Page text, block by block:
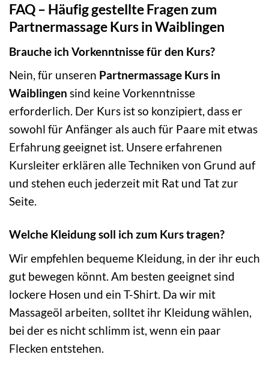
FAQ – Häufig gestellte Fragen zum
Partnermassage Kurs in Waiblingen
Brauche ich Vorkenntnisse für den Kurs?
Nein, für unseren Partnermassage Kurs in
Waiblingen sind keine Vorkenntnisse
erforderlich. Der Kurs ist so konzipiert, dass er
sowohl für Anfänger als auch für Paare mit etwas
Erfahrung geeignet ist. Unsere erfahrenen
Kursleiter erklären alle Techniken von Grund auf
und stehen euch jederzeit mit Rat und Tat zur
Seite.
Welche Kleidung soll ich zum Kurs tragen?
Wir empfehlen bequeme Kleidung, in der ihr euch
gut bewegen könnt. Am besten geeignet sind
lockere Hosen und ein T-Shirt. Da wir mit
Massageöl arbeiten, solltet ihr Kleidung wählen,
bei der es nicht schlimm ist, wenn ein paar
Flecken entstehen.